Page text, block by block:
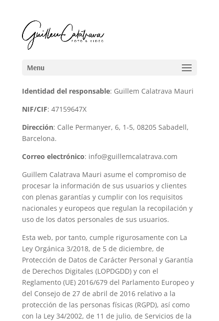
Identidad del responsable: Guillem Calatrava Mauri
NIF/CIF: 47159647X
Dirección: Calle Permanyer, 6, 1-5, 08205 Sabadell,
Barcelona.
Correo electrónico: info@guillemcalatrava.com
Guillem Calatrava Mauri asume el compromiso de
procesar la información de sus usuarios y clientes
con plenas garantías y cumplir con los requisitos
nacionales y europeos que regulan la recopilación y
uso de los datos personales de sus usuarios.
Esta web, por tanto, cumple rigurosamente con La
Ley Orgánica 3/2018, de 5 de diciembre, de
Protección de Datos de Carácter Personal y Garantía
de Derechos Digitales (LOPDGDD) y con el
Reglamento (UE) 2016/679 del Parlamento Europeo y
del Consejo de 27 de abril de 2016 relativo a la
protección de las personas físicas (RGPD), así como
con la Ley 34/2002, de 11 de julio, de Servicios de la